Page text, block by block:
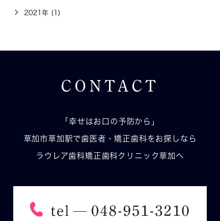
2021年 (1)
CONTACT
「幸せはお口の予防から」
草加市草加駅で歯医者・矯正歯科をお探しなら
ラウレア歯科矯正歯科クリニック草加へ